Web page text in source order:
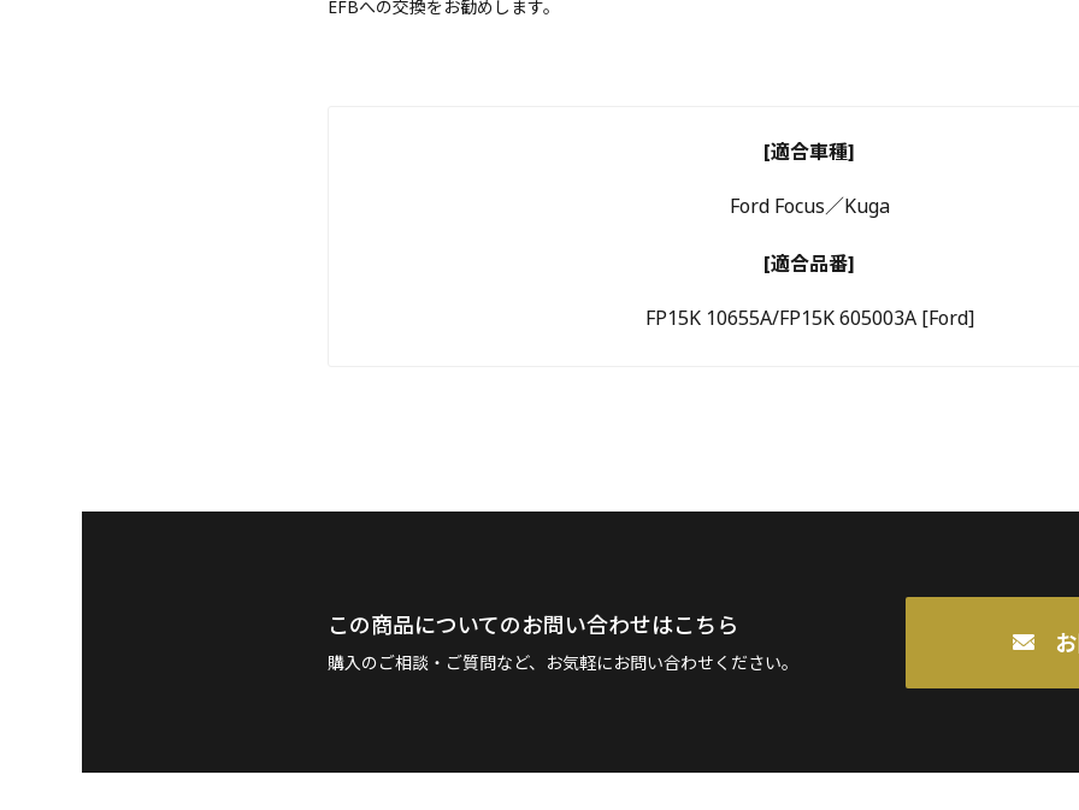
EFBへの交換をお勧めします。
[適合車種]
Ford Focus／Kuga
[適合品番]
FP15K 10655A/FP15K 605003A [Ford]
この商品についてのお問い合わせはこちら
購入のご相談・ご質問など、お気軽にお問い合わせください。